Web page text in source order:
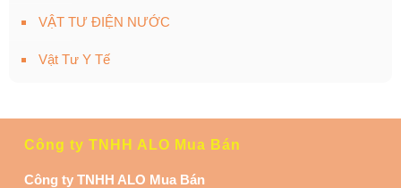
VẬT TƯ ĐIỆN NƯỚC
Vật Tư Y Tế
Công ty TNHH ALO Mua Bán
Công ty TNHH ALO Mua Bán